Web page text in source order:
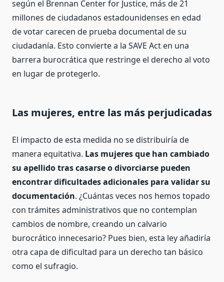
según el Brennan Center for Justice, más de 21
millones de ciudadanos estadounidenses en edad
de votar carecen de prueba documental de su
ciudadanía. Esto convierte a la SAVE Act en una
barrera burocrática que restringe el derecho al voto
en lugar de protegerlo.
Las mujeres, entre las más perjudicadas
El impacto de esta medida no se distribuiría de
manera equitativa. Las mujeres que han cambiado
su apellido tras casarse o divorciarse pueden
encontrar dificultades adicionales para validar su
documentación. ¿Cuántas veces nos hemos topado
con trámites administrativos que no contemplan
cambios de nombre, creando un calvario
burocrático innecesario? Pues bien, esta ley añadiría
otra capa de dificultad para un derecho tan básico
como el sufragio.